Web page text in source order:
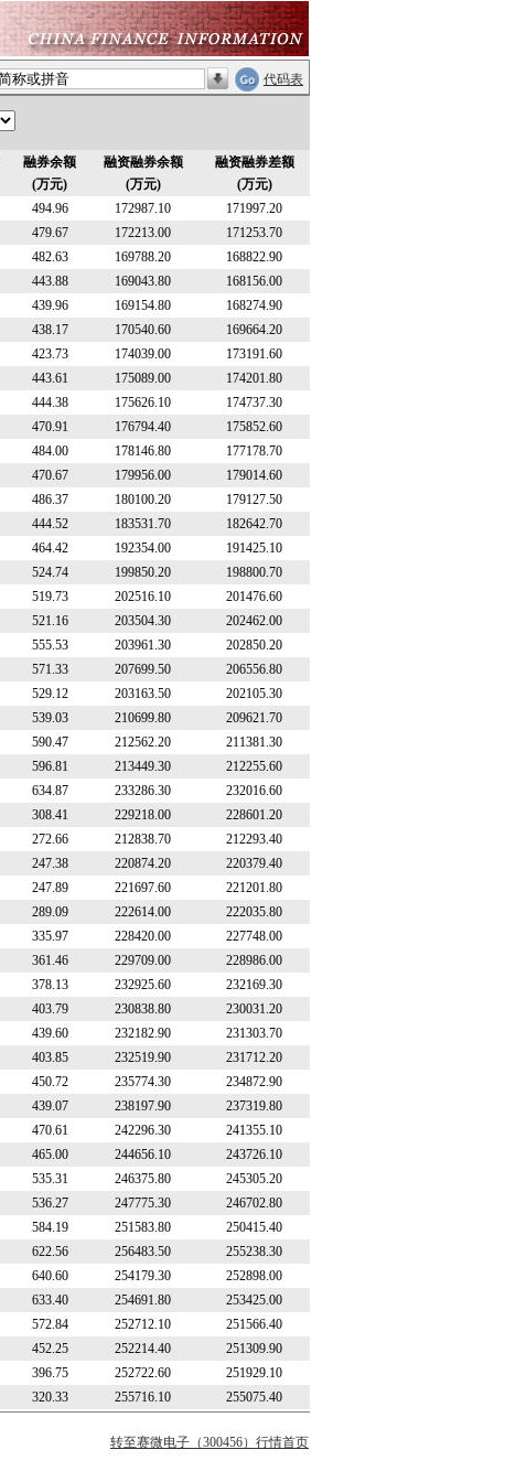
代码表
融券余额
(万元)
融资融券余额
(万元)
融资融券差额
(万元)
494.96 172987.10
171997.20
479.67 172213.00
171253.70
482.63 169788.20
168822.90
443.88 169043.80
168156.00
439.96 169154.80
168274.90
438.17 170540.60
169664.20
423.73 174039.00
173191.60
443.61 175089.00
174201.80
444.38 175626.10
174737.30
470.91 176794.40
175852.60
484.00 178146.80
177178.70
470.67 179956.00
179014.60
486.37 180100.20
179127.50
444.52 183531.70
182642.70
464.42 192354.00
191425.10
524.74 199850.20
198800.70
519.73 202516.10
201476.60
521.16 203504.30
202462.00
555.53 203961.30
202850.20
571.33 207699.50
206556.80
529.12 203163.50
202105.30
539.03 210699.80
209621.70
590.47 212562.20
211381.30
596.81 213449.30
212255.60
634.87 233286.30
232016.60
308.41 229218.00
228601.20
272.66 212838.70
212293.40
247.38 220874.20
220379.40
247.89 221697.60
221201.80
289.09 222614.00
222035.80
335.97 228420.00
227748.00
361.46 229709.00
228986.00
378.13 232925.60
232169.30
403.79 230838.80
230031.20
439.60 232182.90
231303.70
403.85 232519.90
231712.20
450.72 235774.30
234872.90
439.07 238197.90
237319.80
470.61 242296.30
241355.10
465.00 244656.10
243726.10
535.31 246375.80
245305.20
536.27 247775.30
246702.80
584.19 251583.80
250415.40
622.56 256483.50
255238.30
640.60 254179.30
252898.00
633.40 254691.80
253425.00
572.84 252712.10
251566.40
452.25 252214.40
251309.90
396.75 252722.60
251929.10
320.33 255716.10 255075.40
转至赛微电子（300456）行情首页